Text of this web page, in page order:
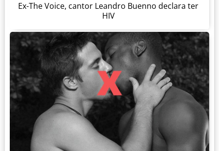
Ex-The Voice, cantor Leandro Buenno declara ter
HIV